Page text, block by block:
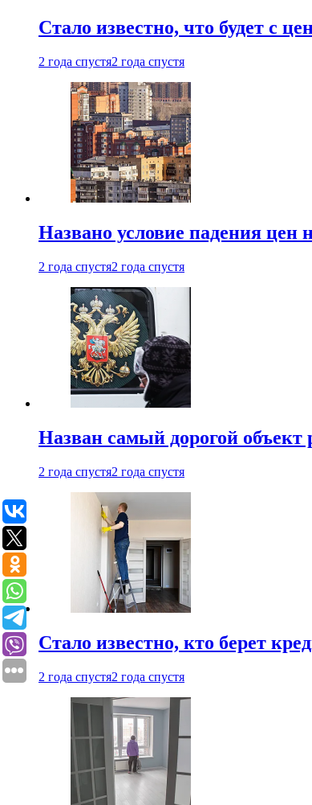
Стало известно, что будет с
2 года спустя2 года спустя
Названо условие падения цен
2 года спустя2 года спустя
Назван самый дорогой
2 года спустя2 года спустя
Стало известно, кто берет
2 года спустя2 года спустя